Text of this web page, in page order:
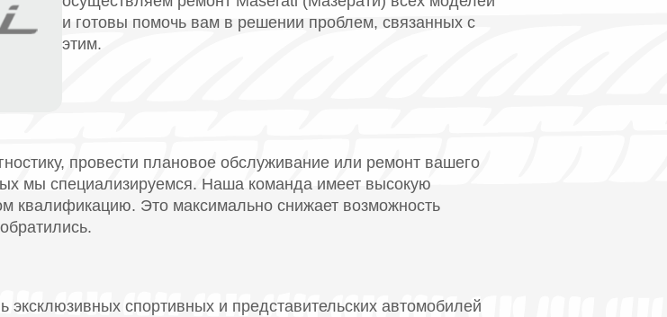
и готовы помочь вам в решении проблем, связанных с
этим.
провести плановое обслуживание или ремонт вашего
мы специализируемся. Наша команда имеет высокую
квалификацию. Это максимально снижает возможность
спортивных и представительских автомобилей